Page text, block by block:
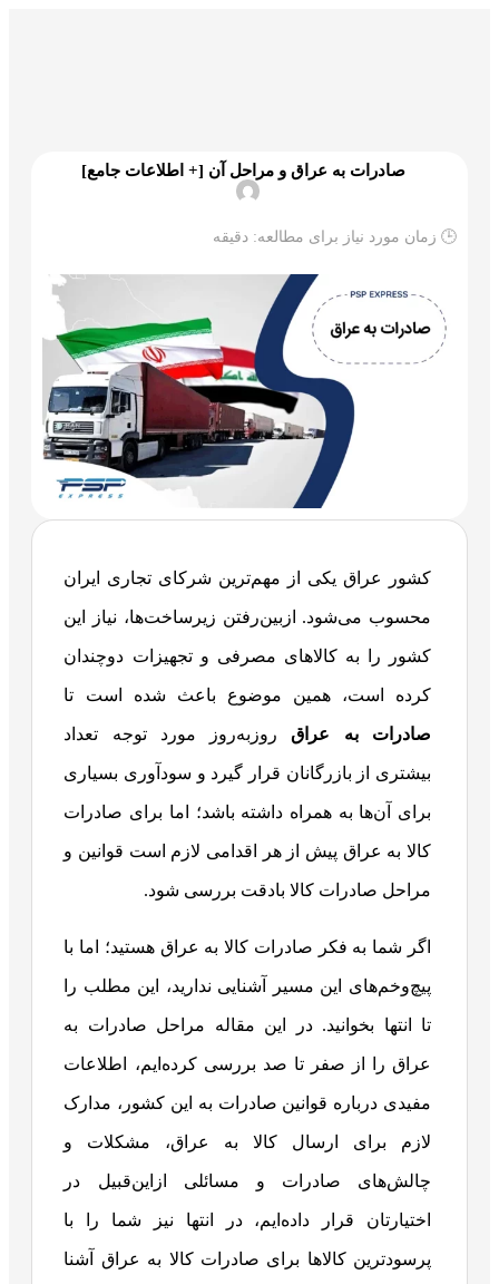
صادرات به عراق و مراحل آن [+ اطلاعات جامع]
🕒 زمان مورد نیاز برای مطالعه: دقیقه
کشور عراق یکی از مهم‌ترین شرکای تجاری ایران
محسوب می‌شود. ازبین‌رفتن زیرساخت‌ها، نیاز این
کشور را به کالاهای مصرفی و تجهیزات دوچندان
کرده است، همین موضوع باعث شده است تا
صادرات به عراق روزبه‌روز مورد توجه تعداد
بیشتری از بازرگانان قرار گیرد و سودآوری بسیاری
برای آن‌ها به همراه داشته باشد؛ اما برای صادرات
کالا به عراق پیش از هر اقدامی لازم است قوانین و
مراحل صادرات کالا بادقت بررسی شود.
اگر شما به فکر صادرات کالا به عراق هستید؛ اما با
پیچ‌وخم‌های این مسیر آشنایی ندارید، این مطلب را
تا انتها بخوانید. در این مقاله مراحل صادرات به
عراق را از صفر تا صد بررسی کرده‌ایم، اطلاعات
مفیدی درباره قوانین صادرات به این کشور، مدارک
لازم برای ارسال کالا به عراق، مشکلات و
چالش‌های صادرات و مسائلی ازاین‌قبیل در
اختیارتان قرار داده‌ایم، در انتها نیز شما را با
پرسودترین کالاها برای صادرات کالا به عراق آشنا